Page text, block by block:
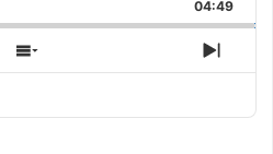
04:49
Show
Episodes
Next